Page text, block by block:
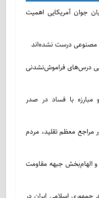
جوان آمریکایی اهمیت
مصنوعی درست نشده‌اند
درس‌های فراموش‌نشدنی
با فساد در صدر
مراجع معظم تقلید، مردم
الهام‌بخش جبهه مقاومت